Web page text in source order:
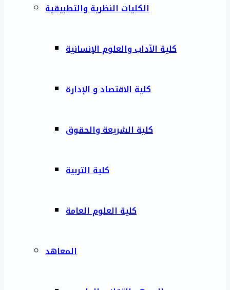
الكليات النظرية والتطبيقية
كلية الآداب والعلوم الإنسانية
كلية الاقتصاد و الإدارة
كلية الشريعة والحقوق
كلية التربية
كلية العلوم العامة
المعاهد